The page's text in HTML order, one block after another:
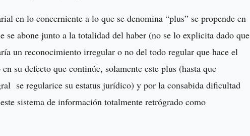
en lo concerniente a lo que se denomina “plus” se propende en
se abone junto a la totalidad del haber (no se lo explicita dado que
un reconocimiento irregular o no del todo regular que hace el
su defecto que continúe, solamente este plus (hasta que
se regularice su estatus jurídico) y por la consabida dificultad
sistema de información totalmente retrógrado como